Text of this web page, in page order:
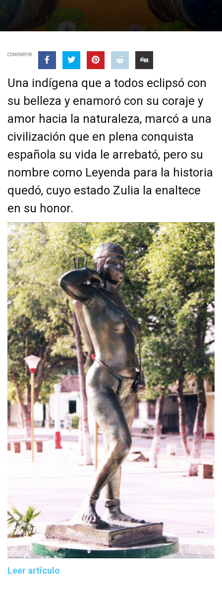
COMPARTIR
Una indígena que a todos eclipsó con
su belleza y enamoró con su coraje y
amor hacia la naturaleza, marcó a una
civilización que en plena conquista
española su vida le arrebató, pero su
nombre como Leyenda para la historia
quedó, cuyo estado Zulia la enaltece
en su honor.
Leer artículo